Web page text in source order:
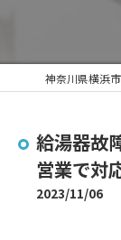
給湯器故
営業で対
2023/11/06